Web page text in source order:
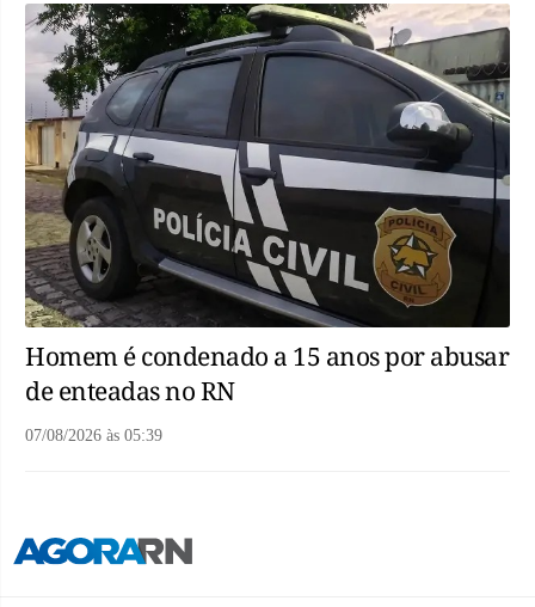
Homem é condenado a 15 anos por abusar
de enteadas no RN
07/08/2026 às 05:39